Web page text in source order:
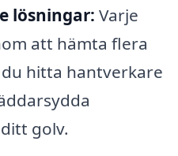
lösningar: Varje
att hämta flera
hitta hantverkare
golv.